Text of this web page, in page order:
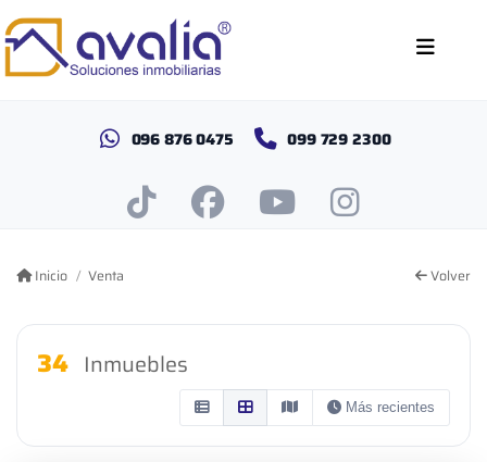
096 876 0475 099 729 2300
Inicio Venta Volver
34 Inmuebles
Más recientes